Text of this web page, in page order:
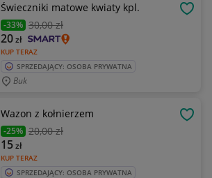
Świeczniki matowe kwiaty kpl.
-33% 30,00 zł
KUP TERAZ
20zł
SPRZEDAJĄCY: OSOBA PRYWATNA
Buk
Wazon z kołnierzem
-25% 20,00 zł
KUP TERAZ
15zł
SPRZEDAJĄCY: OSOBA PRYWATNA